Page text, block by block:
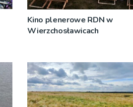
Kino plenerowe RDN w
Wierzchosławicach